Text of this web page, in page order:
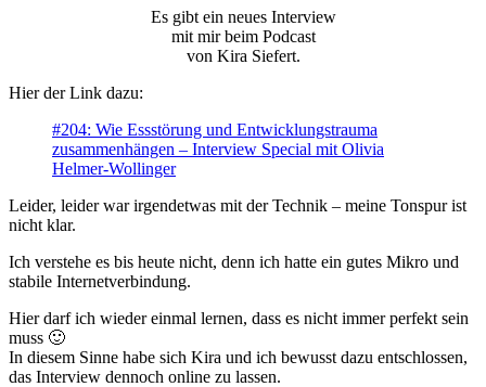
Es gibt ein neues Interview
mit mir beim Podcast
von Kira Siefert.
Hier der Link dazu:
#204: Wie Essstörung und Entwicklungstrauma
zusammenhängen – Interview Special mit Olivia
Helmer-Wollinger
Leider, leider war irgendetwas mit der Technik – meine Tonspur ist
nicht klar.
Ich verstehe es bis heute nicht, denn ich hatte ein gutes Mikro und
stabile Internetverbindung.
Hier darf ich wieder einmal lernen, dass es nicht immer perfekt sein
muss 🙂
In diesem Sinne habe sich Kira und ich bewusst dazu entschlossen,
das Interview dennoch online zu lassen.